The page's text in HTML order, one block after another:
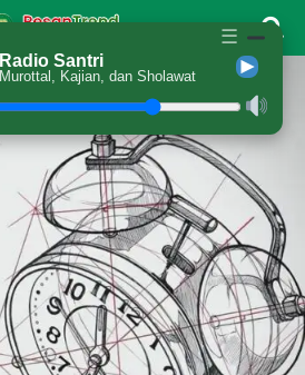
☰
Radio Santri
Murottal, Kajian, dan Sholawat